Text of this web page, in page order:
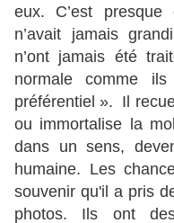
eux. C’est
n’avait jamais
n’ont jamais été
normale comme
préférentiel ». Il
ou immortalise la
dans un sens,
humaine. Les
souvenir qu'il a pris
photos. Ils ont